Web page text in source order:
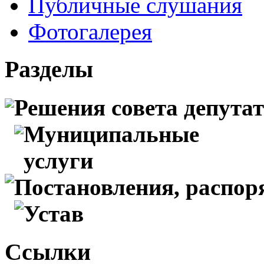
Фотогалерея
Разделы
Решения совета
Муниципальные
услуги
Постановления,
Устав
Ссылки